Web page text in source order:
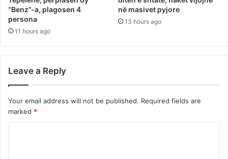
“Benz”-a, plagosen 4
persona
11 hours ago
në masivet pyjore
13 hours ago
Leave a Reply
Your email address will not be published. Required fields are
marked *